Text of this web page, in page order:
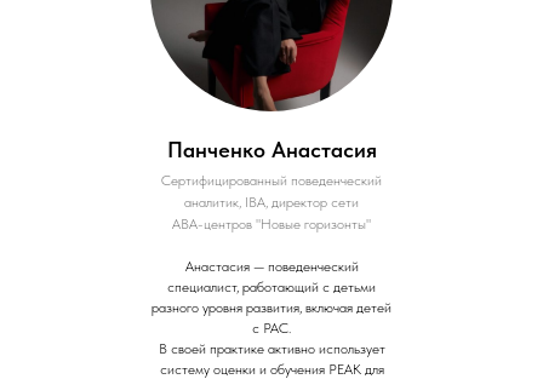
Панченко Анастасия
Сертифицированный поведенческий
аналитик, IВА, директор сети
АВА-центров "Новые горизонты"
Анастасия — поведенческий
специалист, работающий с детьми
разного уровня развития, включая детей
с РАС.
В своей практике активно использует
систему оценки и обучения PEAK для